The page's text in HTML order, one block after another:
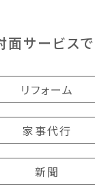
面サービスで
リフォーム
家事代行
新聞